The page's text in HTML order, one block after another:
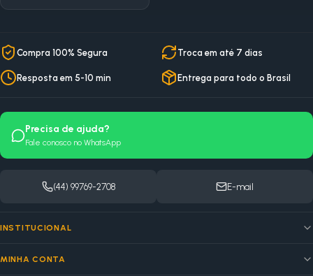
Compra 100% Segura Troca em até 7 dias
Resposta em 5-10 min Entrega para todo o Brasil
Precisa de ajuda?
Fale conosco no WhatsApp
(44) 99769-2708 E-mail
INSTITUCIONAL
MINHA CONTA